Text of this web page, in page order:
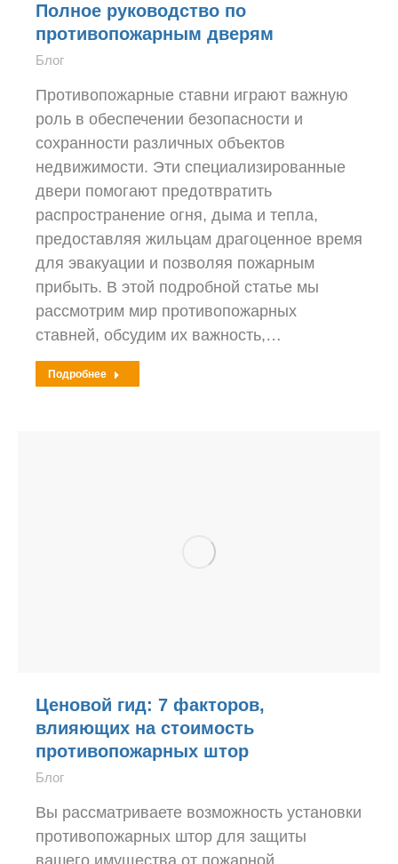
Полное руководство по
противопожарным дверям
Блог
Противопожарные ставни играют важную
роль в обеспечении безопасности и
сохранности различных объектов
недвижимости. Эти специализированные
двери помогают предотвратить
распространение огня, дыма и тепла,
предоставляя жильцам драгоценное время
для эвакуации и позволяя пожарным
прибыть. В этой подробной статье мы
рассмотрим мир противопожарных
ставней, обсудим их важность,…
Подробнее
Ценовой гид: 7 факторов,
влияющих на стоимость
противопожарных штор
Блог
Вы рассматриваете возможность установки
противопожарных штор для защиты
вашего имущества от пожарной